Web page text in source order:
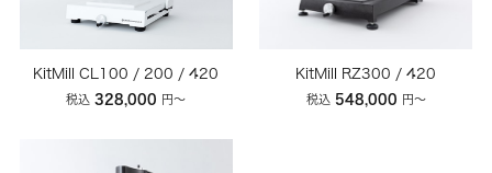
KitMill CL100 / 200 / 420
税込 328,000 円〜
KitMill RZ300 / 420
税込 548,000 円〜